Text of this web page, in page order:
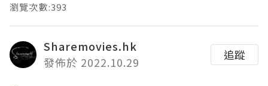
瀏覽次數:393
Sharemovies.hk
發佈於 2022.10.29
追蹤